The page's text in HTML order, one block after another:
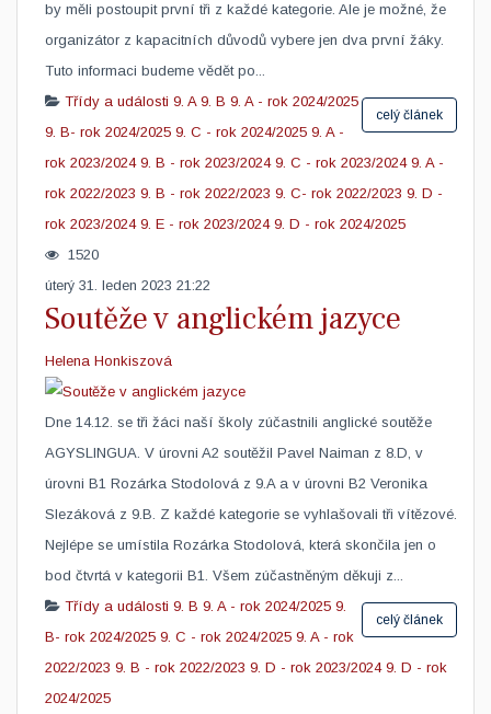
by měli postoupit první tři z každé kategorie. Ale je možné, že
organizátor z kapacitních důvodů vybere jen dva první žáky.
Tuto informaci budeme vědět po...
celý článek
Třídy a události 9. A 9. B 9. A - rok 2024/2025
9. B- rok 2024/2025 9. C - rok 2024/2025 9. A -
rok 2023/2024 9. B - rok 2023/2024 9. C - rok 2023/2024 9. A -
rok 2022/2023 9. B - rok 2022/2023 9. C- rok 2022/2023 9. D -
rok 2023/2024 9. E - rok 2023/2024 9. D - rok 2024/2025
1520
úterý 31. leden 2023 21:22
Soutěže v anglickém jazyce
Helena Honkiszová
Dne 14.12. se tři žáci naší školy zúčastnili anglické soutěže
AGYSLINGUA. V úrovni A2 soutěžil Pavel Naiman z 8.D, v
úrovni B1 Rozárka Stodolová z 9.A a v úrovni B2 Veronika
Slezáková z 9.B. Z každé kategorie se vyhlašovali tři vítězové.
Nejlépe se umístila Rozárka Stodolová, která skončila jen o
bod čtvrtá v kategorii B1. Všem zúčastněným děkuji z...
celý článek
Třídy a události 9. B 9. A - rok 2024/2025 9.
B- rok 2024/2025 9. C - rok 2024/2025 9. A - rok
2022/2023 9. B - rok 2022/2023 9. D - rok 2023/2024 9. D - rok
2024/2025